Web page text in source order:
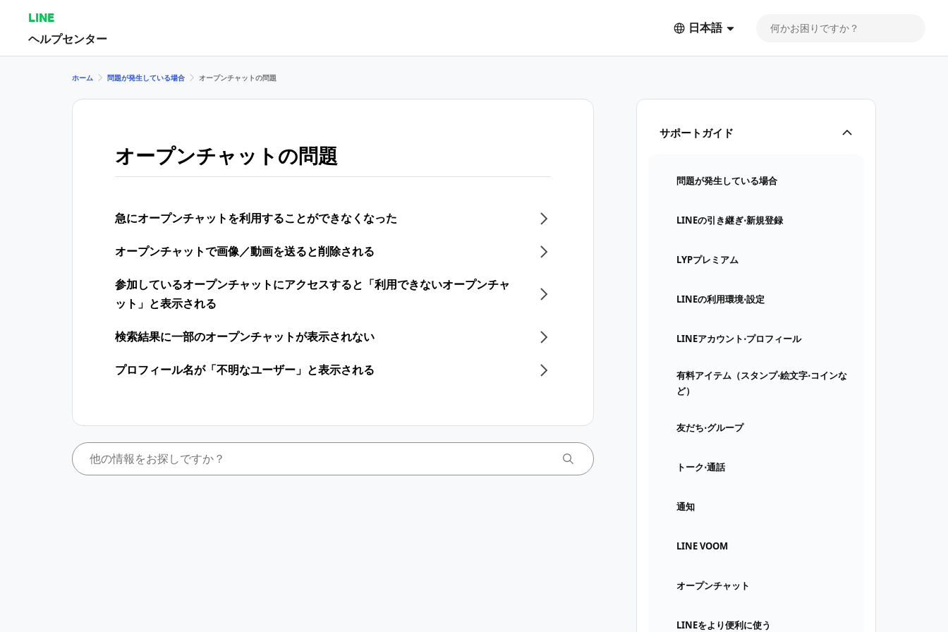
LINE
ヘルプセンター
日本語
サポートガイド
問題が発生している場合
LINEの引き継ぎ⋅新規登録
LYPプレミアム
LINEの利用環境⋅設定
LINEアカウント⋅プロフィール
有料アイテム（スタンプ⋅絵文字⋅コインな
ど）
友だち⋅グループ
トーク⋅通話
通知
LINE VOOM
オープンチャット
LINEをより便利に使う
ホーム 問題が発生している場合 オープンチャットの問題
オープンチャットの問題
急にオープンチャットを利用することができなくなった
オープンチャットで画像／動画を送ると削除される
参加しているオープンチャットにアクセスすると「利用できないオープンチャ
ット」と表示される
検索結果に一部のオープンチャットが表示されない
プロフィール名が「不明なユーザー」と表示される